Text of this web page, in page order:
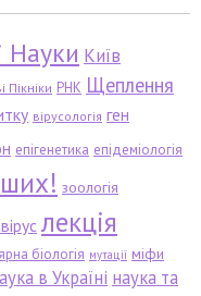
Науки Київ
Пікніки РНК Щеплення
вірусологія ген
епігенетика епідеміологія
зоологія
лекція
біологія мутації міфи
в Україні наука та